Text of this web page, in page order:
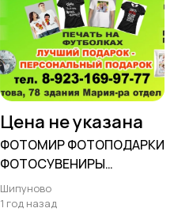
Цена не указана
ФОТОМИР ФОТОПОДАРКИ
ФОТОСУВЕНИРЫ
ФОТОПЕЧАТЬ
Шипуново
1 год назад